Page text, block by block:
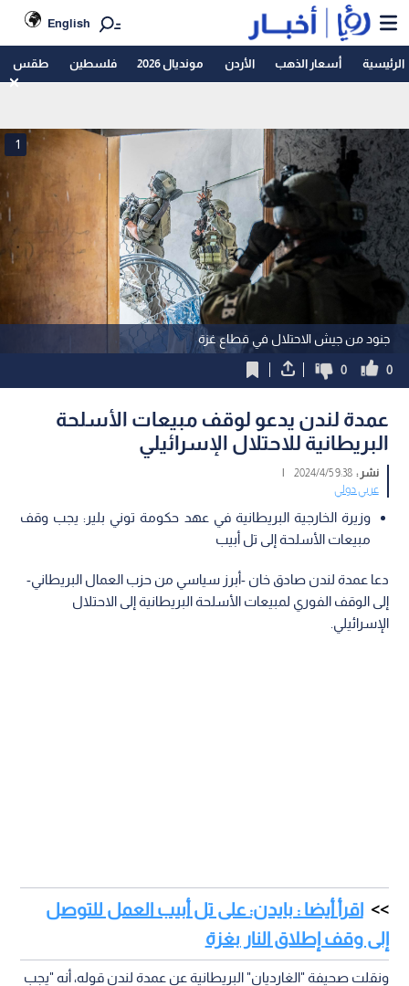
English
الرئيسية أسعار الذهب الأردن مونديال 2026 فلسطين طقس
جنود من جيش الاحتلال في قطاع غزة
1
0
0
عمدة لندن يدعو لوقف مبيعات الأسلحة
البريطانية للاحتلال الإسرائيلي
نشر :9:38 2024/4/5
|
عربي دولي
وزيرة الخارجية البريطانية في عهد حكومة توني بلير: يجب وقف
مبيعات الأسلحة إلى تل أبيب
دعا عمدة لندن صادق خان -أبرز سياسي من حزب العمال البريطاني-
إلى الوقف الفوري لمبيعات الأسلحة البريطانية إلى الاحتلال
الإسرائيلي.
اقرأ أيضا : بايدن: على تل أبيب العمل للتوصل
إلى وقف إطلاق النار بغزة
ونقلت صحيفة "الغارديان" البريطانية عن عمدة لندن قوله، أنه "يجب